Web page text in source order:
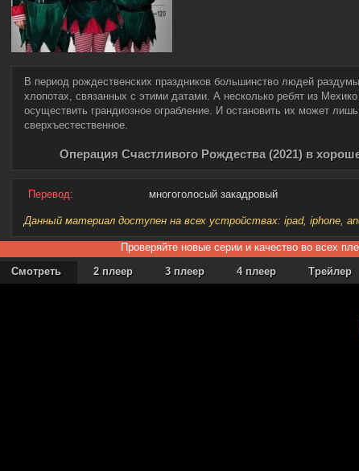
В период рождественских праздников большинство людей
хлопотах, связанных с этими датами. А несколько ребят из
осуществить грандиозное ограбление. И остановить их может
сверхъестественное.
Операция Счастливого Рождества (2021) в
Перевод: многоголосый закадровый
Данный материал доступен на всех устройствах: ipad, iphone,
Проверяйте новые серии и качество во всех
Смотреть
2 плеер 3 плеер 4 плеер Трейлер